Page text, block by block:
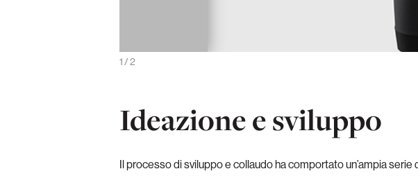
1/2
Ideazione e sviluppo
Il processo di sviluppo e collaudo ha comportato un’ampia serie